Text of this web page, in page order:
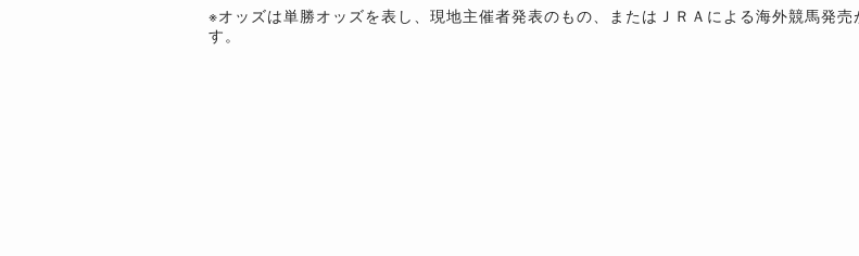
※オッズは単勝オッズを表し、現地主催者発表のもの、またはＪＲＡによる海外競馬発
す。